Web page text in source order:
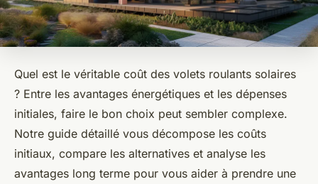
Quel est le véritable coût des volets roulants solaires
? Entre les avantages énergétiques et les dépenses
initiales, faire le bon choix peut sembler complexe.
Notre guide détaillé vous décompose les coûts
initiaux, compare les alternatives et analyse les
avantages long terme pour vous aider à prendre une